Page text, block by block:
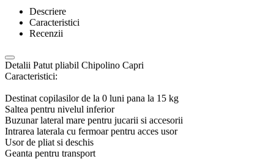
Descriere
Caracteristici
Recenzii
Detalii Patut pliabil Chipolino Capri
Caracteristici:
Destinat copilasilor de la 0 luni pana la 15 kg
Saltea pentru nivelul inferior
Buzunar lateral mare pentru jucarii si accesorii
Intrarea laterala cu fermoar pentru acces usor
Usor de pliat si deschis
Geanta pentru transport